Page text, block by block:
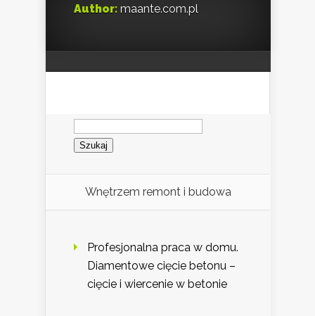
Author: maante.com.pl
Szukaj:
Wnętrzem remont i budowa
Profesjonalna praca w domu.
Diamentowe cięcie betonu –
cięcie i wiercenie w betonie